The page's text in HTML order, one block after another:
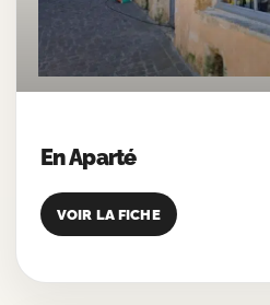
En Aparté
VOIR LA FICHE